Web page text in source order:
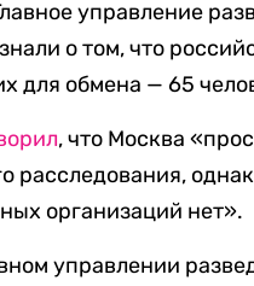
управление
о том, что
для обмена — 65
, что Москва
расследования,
организаций нет».
управлении